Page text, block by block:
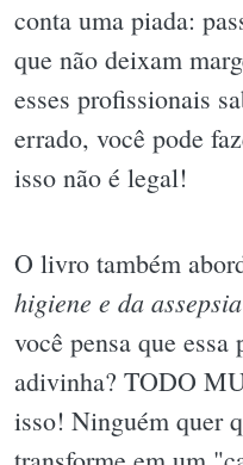
conta uma piada:
que não deixam
esses profissionais
errado, você pode
isso não é legal!
O livro também
higiene e da assepsia
você pensa que
adivinha? TODO
isso! Ninguém quer